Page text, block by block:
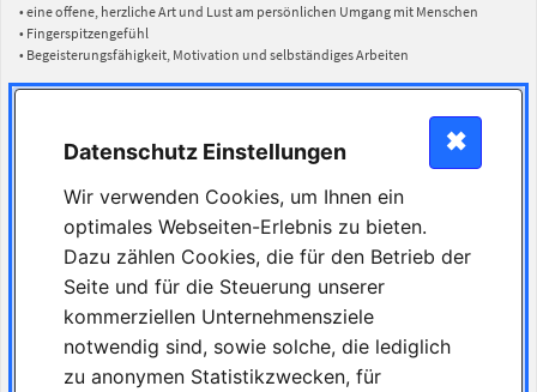
• eine offene, herzliche Art und Lust am persönlichen Umgang mit Menschen
• Fingerspitzengefühl
• Begeisterungsfähigkeit, Motivation und selbständiges Arbeiten
Gerne kannst Du dich auch bewerben, wenn Du bereits im zweiten Lehrjahr bist
und Deine Stelle wechseln möchtest!
Bis zum Ausbildungsbeginn ist auch ein Einstieg auf Minijob Basis jederzeit
Bewerbungen bitte an:
MVZ Medeco Berlin GbR
Zentrale Verwaltung / z.Hd. Frau Freihoff
Mariendorfer Damm 19-21
E-Mail: karriere@mvzmedeco.berlin
Datenschutz Einstellungen
Wir verwenden Cookies, um Ihnen ein
optimales Webseiten-Erlebnis zu bieten.
Dazu zählen Cookies, die für den Betrieb der
Seite und für die Steuerung unserer
kommerziellen Unternehmensziele
notwendig sind, sowie solche, die lediglich
zu anonymen Statistikzwecken, für
✖